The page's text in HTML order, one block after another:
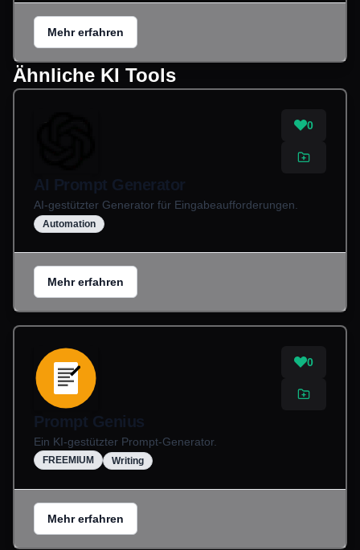
Mehr erfahren
Ähnliche KI Tools
0
AI Prompt Generator
AI-gestützter Generator für Eingabeaufforderungen.
Automation
Mehr erfahren
0
Prompt Genius
Ein KI-gestützter Prompt-Generator.
FREEMIUM Writing
Mehr erfahren